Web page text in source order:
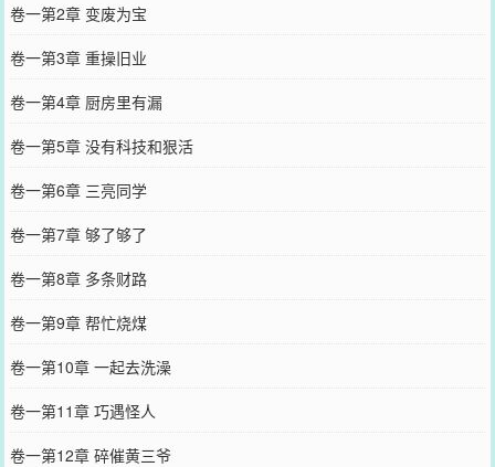
卷一第2章 变废为宝
卷一第3章 重操旧业
卷一第4章 厨房里有漏
卷一第5章 没有科技和狠活
卷一第6章 三亮同学
卷一第7章 够了够了
卷一第8章 多条财路
卷一第9章 帮忙烧煤
卷一第10章 一起去洗澡
卷一第11章 巧遇怪人
卷一第12章 碎催黄三爷